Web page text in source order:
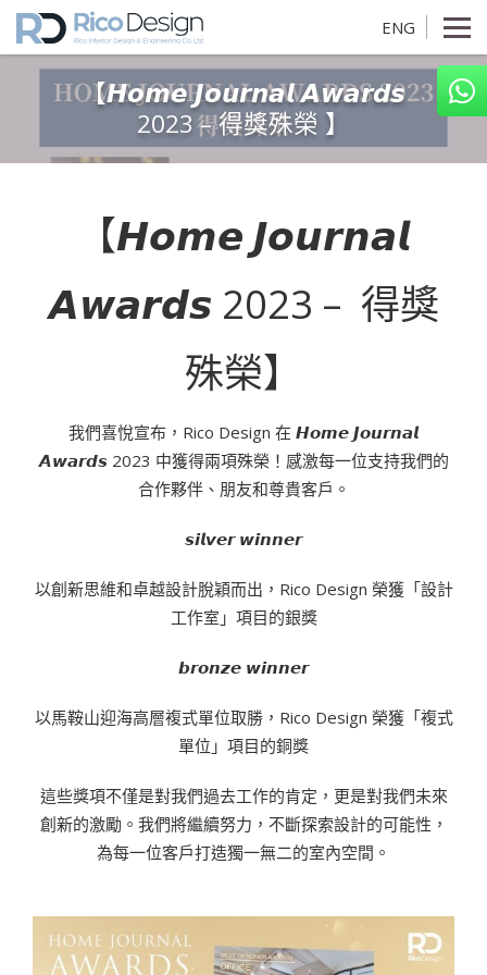
ENG
【𝙃𝙤𝙢𝙚 𝙅𝙤𝙪𝙧𝙣𝙖𝙡 𝘼𝙬𝙖𝙧𝙙𝙨
2023 – 得獎殊榮 】
【𝙃𝙤𝙢𝙚 𝙅𝙤𝙪𝙧𝙣𝙖𝙡
𝘼𝙬𝙖𝙧𝙙𝙨 2023 – 得獎
殊榮】
我們喜悅宣布，Rico Design 在 𝙃𝙤𝙢𝙚 𝙅𝙤𝙪𝙧𝙣𝙖𝙡
𝘼𝙬𝙖𝙧𝙙𝙨 2023 中獲得兩項殊榮！感激每一位支持我們的
合作夥伴、朋友和尊貴客戶。
𝙨𝙞𝙡𝙫𝙚𝙧 𝙬𝙞𝙣𝙣𝙚𝙧
以創新思維和卓越設計脫穎而出，Rico Design 榮獲「設計
工作室」項目的銀獎
𝙗𝙧𝙤𝙣𝙯𝙚 𝙬𝙞𝙣𝙣𝙚𝙧
以馬鞍山迎海高層複式單位取勝，Rico Design 榮獲「複式
單位」項目的銅獎
這些獎項不僅是對我們過去工作的肯定，更是對我們未來
創新的激勵。我們將繼續努力，不斷探索設計的可能性，
為每一位客戶打造獨一無二的室內空間。